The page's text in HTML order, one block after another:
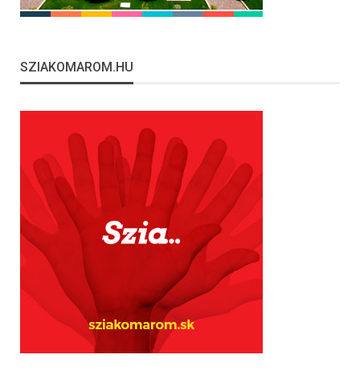
SZIAKOMAROM.HU